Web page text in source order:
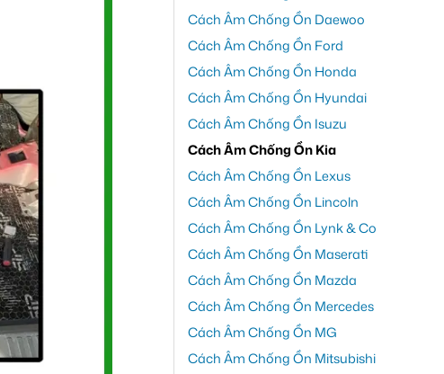
Cách Âm Chống Ồn Daewoo
Cách Âm Chống Ồn Ford
Cách Âm Chống Ồn Honda
Cách Âm Chống Ồn Hyundai
Cách Âm Chống Ồn Isuzu
Cách Âm Chống Ồn Kia
Cách Âm Chống Ồn Lexus
Cách Âm Chống Ồn Lincoln
Cách Âm Chống Ồn Lynk & Co
Cách Âm Chống Ồn Maserati
Cách Âm Chống Ồn Mazda
Cách Âm Chống Ồn Mercedes
Cách Âm Chống Ồn MG
Cách Âm Chống Ồn Mitsubishi